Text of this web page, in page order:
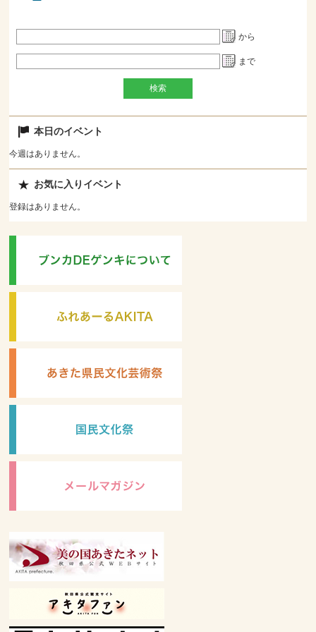
から
まで
本日のイベント
今週はありません。
お気に入りイベント
登録はありません。